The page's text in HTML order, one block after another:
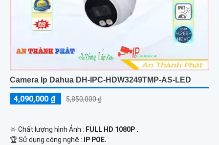
Camera Ip Dahua DH-IPC-HDW3249TMP-AS-LED
4,090,000 ₫ 5,850,000 ₫
🔆 Chất lượng hình Ảnh : FULL HD 1080P .
🏆 Sử dụng công nghệ : IP POE.